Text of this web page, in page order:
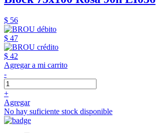
$ 56
$ 47
$ 42
Agregar a mi carrito
-
+
Agregar
No hay suficiente stock disponible